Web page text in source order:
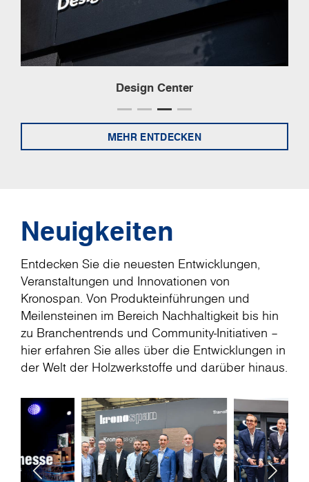
Lagerverfügbarkeit
MEHR ENTDECKEN
Neuigkeiten
Entdecken Sie die neuesten Entwicklungen,
Veranstaltungen und Innovationen von
Kronospan. Von Produkteinführungen und
Meilensteinen im Bereich Nachhaltigkeit bis hin
zu Branchentrends und Community-Initiativen –
hier erfahren Sie alles über die Entwicklungen in
der Welt der Holzwerkstoffe und darüber hinaus.